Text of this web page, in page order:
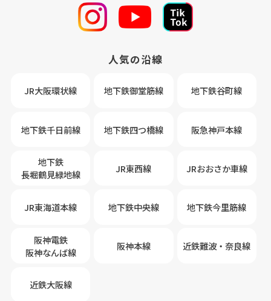
人気の沿線
JR大阪環状線 地下鉄御堂筋線 地下鉄谷町線
地下鉄千日前線 地下鉄四つ橋線 阪急神戸本線
地下鉄
長堀鶴見緑地線
JR東西線 JRおおさか車線
JR東海道本線 地下鉄中央線 地下鉄今里筋線
阪神電鉄
阪神なんば線
阪神本線 近鉄難波・奈良線
近鉄大阪線